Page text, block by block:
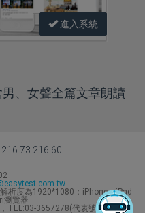
進入系統
、女聲全篇文章朗讀
析度為1920*1080；iPhone、iPad
瀏覽器
TEL:03-3657278(代表號) Line ID：